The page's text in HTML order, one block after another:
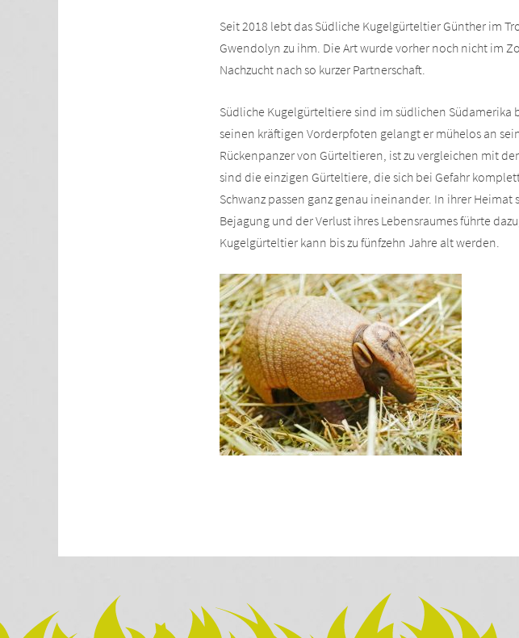
Seit 2018 lebt das Südliche Kugelgürteltier Günther im
Gwendolyn zu ihm. Die Art wurde vorher noch nicht im
Nachzucht nach so kurzer Partnerschaft.
Südliche Kugelgürteltiere sind im südlichen
seinen kräftigen Vorderpfoten gelangt er mühelos an
Rückenpanzer von Gürteltieren, ist zu vergleichen mit
sind die einzigen Gürteltiere, die sich bei Gefahr
Schwanz passen ganz genau ineinander. In ihrer
Bejagung und der Verlust ihres Lebensraumes führte
Kugelgürteltier kann bis zu fünfzehn Jahre alt werden.